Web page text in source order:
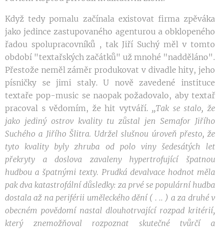
Když tedy pomalu začínala existovat firma zpěváka
jako jedince zastupovaného agenturou a obklopeného
řadou spolupracovníků , tak Jiří Suchý měl v tomto
období "textařských začátků" už mnohé "nadděláno".
Přestože neměl záměr produkovat v divadle hity, jeho
písničky se jimi staly. U nově zavedené instituce
textaře pop-music se naopak požadovalo, aby textař
pracoval s vědomím, že hit vytváří. ,,Tak se stalo, že
jako jediný ostrov kvality tu zůstal jen Semafor Jiřího
Suchéhoa Jiřího Šlitra. Udržel slušnou úroveň přesto, že
tyto kvality byly zhruba od polo­ viny šedesátých let
překryty a doslova zavaleny hypertrofující špatnou
hudbou a špatnými texty. Prudká devalvace hodnot měla
pak dva katastrofální důsledky: za prvé se populární hudba
dostala až na periférii uměleckého dění ( ... ) a za druhév
obecném povědomí nastal dlouhotrvající rozpad kritérií,
který znemožňoval rozpoznat skutečné tvůrčí a